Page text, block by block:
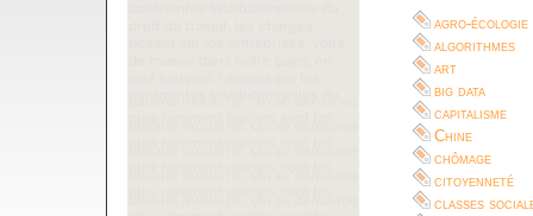
agro-écologie
algorithmes
art
big data
capitalisme
Chine
chômage
citoyenneté
classes